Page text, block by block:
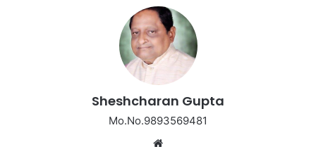
Sheshcharan Gupta
Mo.No.9893569481